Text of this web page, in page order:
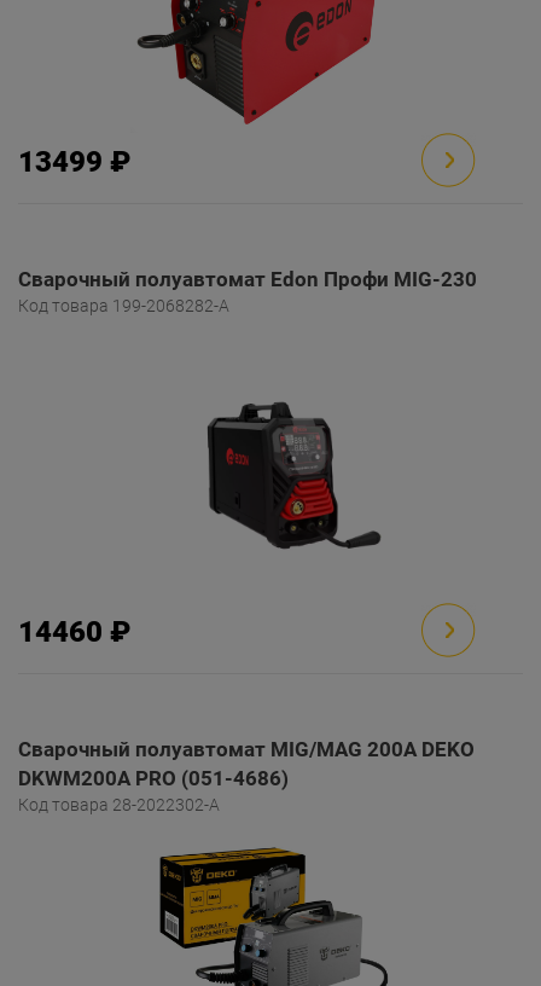
13499 ₽
Сварочный полуавтомат Edon Профи MIG-230
Код товара 199-2068282-A
14460 ₽
Сварочный полуавтомат MIG/MAG 200A DEKO
DKWM200A PRO (051-4686)
Код товара 28-2022302-A